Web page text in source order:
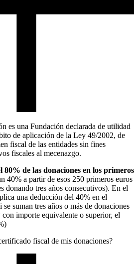
es una Fundación declarada de utilidad
de aplicación de la Ley 49/2002, de
fiscal de las entidades sin fines
fiscales al mecenazgo.
80% de las donaciones en los primeros
40% a partir de esos 250 primeros euros
donando tres años consecutivos). En el
una deducción del 40% en el
se suman tres años o más de donaciones
importe equivalente o superior, el
fiscal de mis donaciones?